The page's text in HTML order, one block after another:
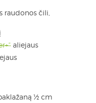
raudonos čili,
aliejaus
½ cm